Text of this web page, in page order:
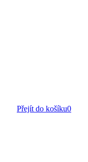
Přejít do košíku0